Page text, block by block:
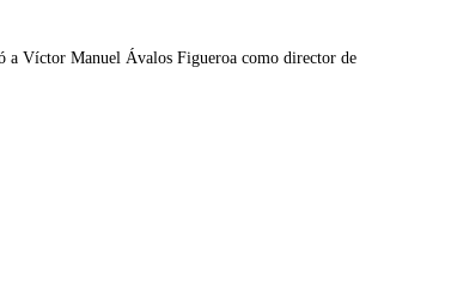
a Víctor Manuel Ávalos Figueroa como director de